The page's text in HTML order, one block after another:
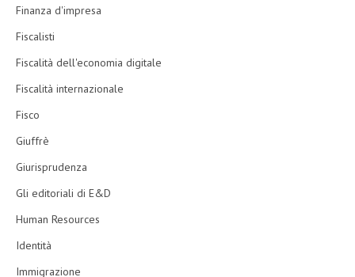
Finanza d'impresa
Fiscalisti
Fiscalità dell'economia digitale
Fiscalità internazionale
Fisco
Giuffrè
Giurisprudenza
Gli editoriali di E&D
Human Resources
Identità
Immigrazione